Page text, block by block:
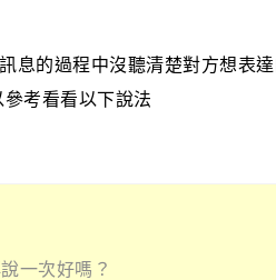
息的過程中沒聽清楚對方想表達
參考看看以下說法
一次好嗎？